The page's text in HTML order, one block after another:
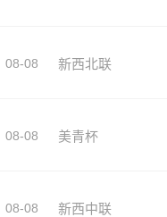
08-08 新西北联
08-08 美青杯
08-08 新西中联